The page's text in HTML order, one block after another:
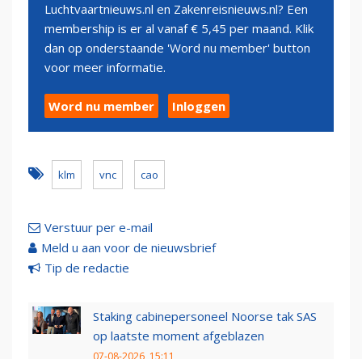
Luchtvaartnieuws.nl en Zakenreisnieuws.nl? Een
membership is er al vanaf € 5,45 per maand. Klik
dan op onderstaande 'Word nu member' button
voor meer informatie.
Word nu member Inloggen
klm vnc cao
Verstuur per e-mail
Meld u aan voor de nieuwsbrief
Tip de redactie
Staking cabinepersoneel Noorse tak SAS
op laatste moment afgeblazen